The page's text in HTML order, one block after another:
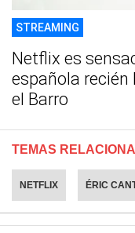
STREAMING
Netflix es
española recién
el Barro
TEMAS
NETFLIX ÉRIC